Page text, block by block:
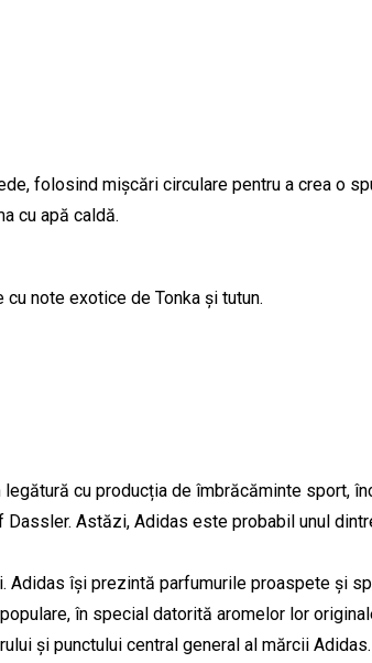
folosind mișcări circulare pentru a crea o
cu apă caldă.
note exotice de Tonka și tutun.
cu producția de îmbrăcăminte sport,
Astăzi, Adidas este probabil unul
își prezintă parfumurile proaspete și
în special datorită aromelor lor
și punctului central general al mărcii Adidas.